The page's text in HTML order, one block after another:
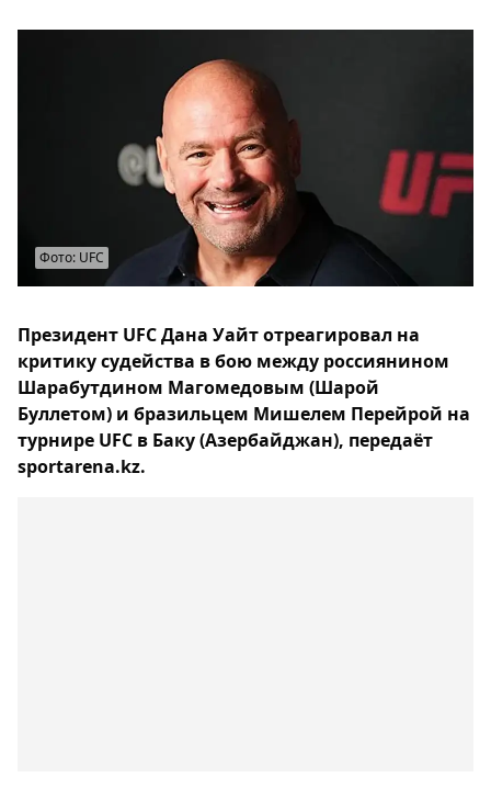
Фото: UFC
Президент UFC Дана Уайт отреагировал на
критику судейства в бою между россиянином
Шарабутдином Магомедовым (Шарой
Буллетом) и бразильцем Мишелем Перейрой на
турнире UFC в Баку (Азербайджан), передаёт
sportarena.kz.